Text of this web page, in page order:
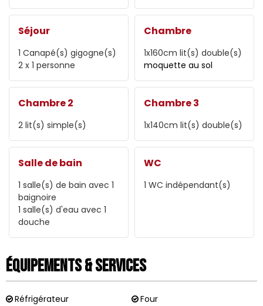
Séjour
1 Canapé(s) gigogne(s)
2 x 1 personne
Chambre
1x160cm lit(s) double(s)
moquette au sol
Chambre 2
2 lit(s) simple(s)
Chambre 3
1x140cm lit(s) double(s)
Salle de bain
1 salle(s) de bain avec 1
baignoire
1 salle(s) d'eau avec 1
douche
WC
1 WC indépendant(s)
Équipements & Services
Réfrigérateur
Four